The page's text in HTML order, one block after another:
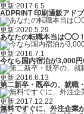
更新:2017.6.5
ADPRINT 印刷通販アド
更新:2020.5.29
あなたの転職本当は◯◯
更新:2016.7.1
今なら国内宿泊が3,000
更新:2016.6.13
第二新卒・既卒の、就職
更新:2017.12.22
無料ですぐに、外注企業